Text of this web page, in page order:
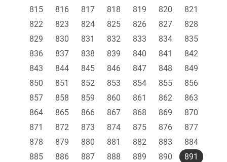
815
816 817 818 819 820
821
822
823 824 825 826 827
828
829
830 831 832 833 834
835
836
837 838 839 840 841
842
843
844 845 846 847 848
849
850
851 852 853 854 855
856
857
858 859 860 861 862
863
864
865 866 867 868 869
870
871
872 873 874 875 876
877
878
879 880 881 882 883
884
885
886 887 888 889 890
891